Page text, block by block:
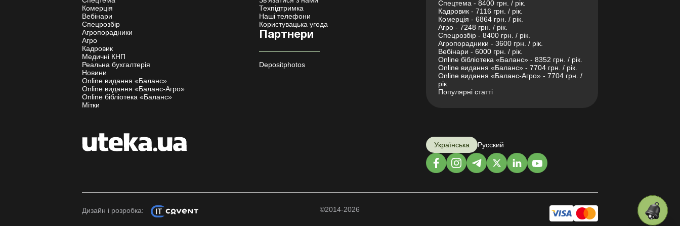
Комерція
Вебінари
Спецрозбір
Агропорадники
Агро
Кадровик
Медичні КНП
Реальна бухгалтерія
Новини
Online видання «Баланс»
Online видання «Баланс-Агро»
Online бібліотека «Баланс»
Мітки
Техпідтримка
Наші телефони
Користувацька угода
Партнери
Depositphotos
Спецтема - 8400 грн. / рік.
Кадровик - 7116 грн. / рік.
Комерція - 6864 грн. / рік.
Агро - 7248 грн. / рік.
Спецрозбір - 8400 грн. / рік.
Агропорадники - 3600 грн. / рік.
Вебінари - 6000 грн. / рік.
Online бібліотека «Баланс» - 8352 грн. / рік.
Online видання «Баланс» - 7704 грн. / рік.
Online видання «Баланс-Агро» - 7704 грн. /
рік.
Популярні статті
Українська Русский
Дизайн і розробка: ©2014-2026